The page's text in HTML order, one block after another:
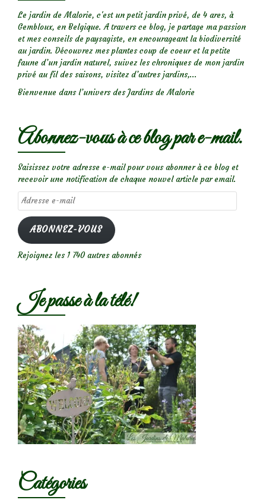
Le jardin de Malorie, c'est un petit jardin privé, de 4 ares, à
Gembloux, en Belgique. A travers ce blog, je partage ma passion
et mes conseils de paysagiste, en encourageant la biodiversité
au jardin. Découvrez mes plantes coup de coeur et la petite
faune d’un jardin naturel, suivez les chroniques de mon jardin
privé au fil des saisons, visitez d’autres jardins,...
Bienvenue dans l’univers des Jardins de Malorie
Abonnez-vous à ce blog par e-mail.
Saisissez votre adresse e-mail pour vous abonner à ce blog et
recevoir une notification de chaque nouvel article par email.
Adresse
e-
mail
ABONNEZ-VOUS
Rejoignez les 1 740 autres abonnés
Je passe à la télé!
Catégories